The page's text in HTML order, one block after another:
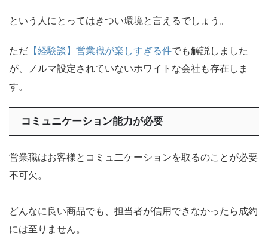
という人にとってはきつい環境と言えるでしょう。
ただ 【経験談】営業職が楽しすぎる件でも解説しました
が、ノルマ設定されていないホワイトな会社も存在しま
す。
コミュニケーション能力が必要
営業職はお客様とコミュ二ケーションを取るのことが必要
不可欠。
どんなに良い商品でも、担当者が信用できなかったら成約
には至りません。